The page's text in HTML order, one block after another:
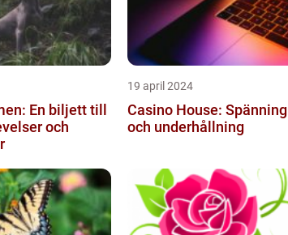
En biljett till
och
19 april 2024
Casino House: Spänning
och underhållning